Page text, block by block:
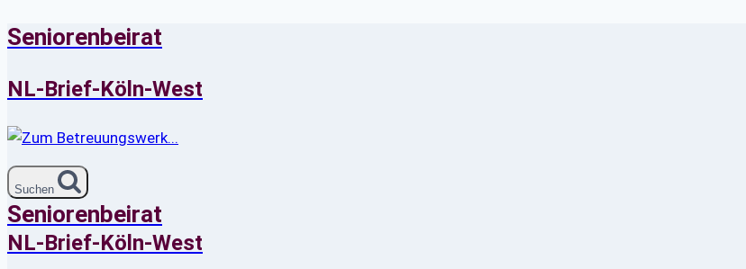
Zum
springen
Seniorenbeirat
NL-Brief-Köln-West
Suchen
Seniorenbeirat
NL-Brief-Köln-West